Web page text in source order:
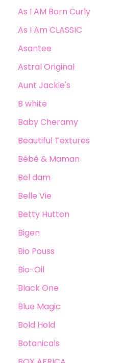
As I AM Born Curly
As I Am CLASSIC
Asantee
Astral Original
Aunt Jackie's
B white
Baby Cheramy
Beautiful Textures
Bébé & Maman
Bel dam
Belle Vie
Betty Hutton
Bigen
Bio Pouss
Bio-Oil
Black One
Blue Magic
Bold Hold
Botanicals